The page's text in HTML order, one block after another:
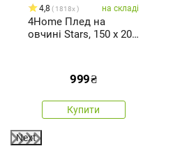
4,8 1818x на складі
4Home Плед на
овчині Stars, 150 x 200
999₴
Купити
Next